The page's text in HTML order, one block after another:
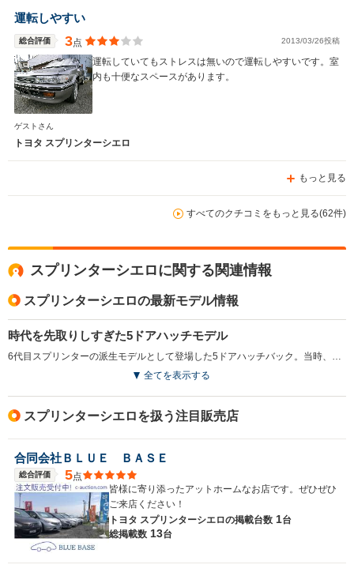
運転しやすい
総合評価 3点 2013/03/26投稿
運転していてもストレスは無いので運転しやすいです。室
内も十便なスペースがあります。
ゲストさん
トヨタ スプリンターシエロ
もっと見る
すべてのクチコミをもっと見る(62件)
スプリンターシエロに関する関連情報
スプリンターシエロの最新モデル情報
時代を先取りしすぎた5ドアハッチモデル
全てを表示する
スプリンターシエロを扱う注目販売店
合同会社ＢＬＵＥ ＢＡＳＥ
総合評価 5点
皆様に寄り添ったアットホームなお店です。ぜひぜひ
ご来店ください！
トヨタ スプリンターシエロの掲載台数 1台
総掲載数 13台